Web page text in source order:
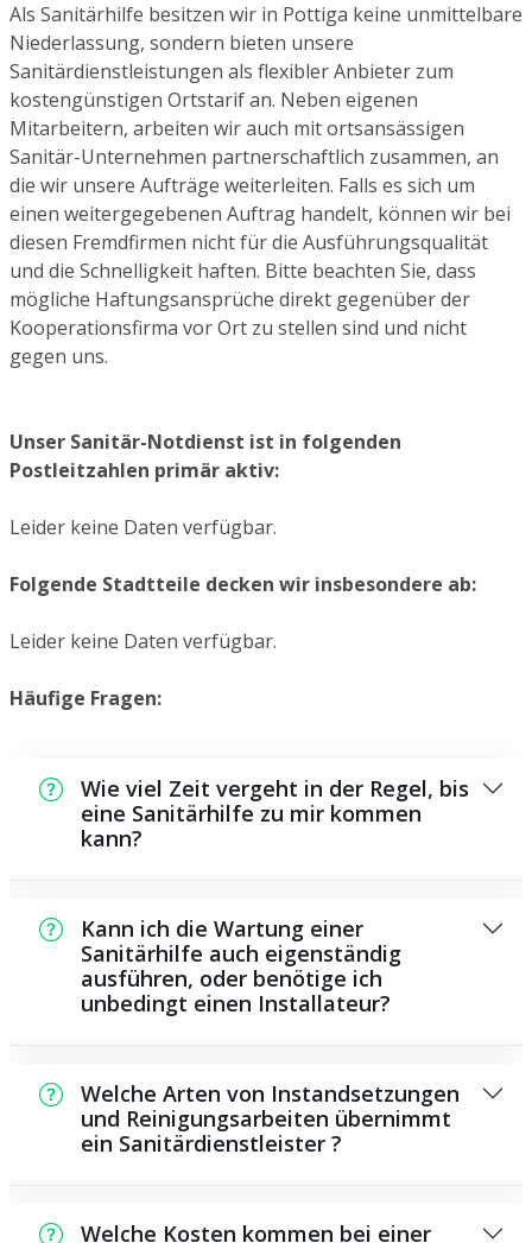
Als Sanitärhilfe besitzen wir in Pottiga keine unmittelbare
Niederlassung, sondern bieten unsere
Sanitärdienstleistungen als flexibler Anbieter zum
kostengünstigen Ortstarif an. Neben eigenen
Mitarbeitern, arbeiten wir auch mit ortsansässigen
Sanitär-Unternehmen partnerschaftlich zusammen, an
die wir unsere Aufträge weiterleiten. Falls es sich um
einen weitergegebenen Auftrag handelt, können wir bei
diesen Fremdfirmen nicht für die Ausführungsqualität
und die Schnelligkeit haften. Bitte beachten Sie, dass
mögliche Haftungsansprüche direkt gegenüber der
Kooperationsfirma vor Ort zu stellen sind und nicht
gegen uns.
Unser Sanitär-Notdienst ist in folgenden
Postleitzahlen primär aktiv:
Leider keine Daten verfügbar.
Folgende Stadtteile decken wir insbesondere ab:
Leider keine Daten verfügbar.
Häufige Fragen:
Wie viel Zeit vergeht in der Regel, bis
eine Sanitärhilfe zu mir kommen
kann?
Ihnen vor Ort sein. Dies hängt aber auch von
der Auftragslage zu diesem Zeitpunkt ab und
von der Verkehrssituation und der örtlichen
Gegebenheit.
Kann ich die Wartung einer
Sanitärhilfe auch eigenständig
ausführen, oder benötige ich
unbedingt einen Installateur?
Wartungsarbeiten, die Sie eigenständig
durchführen können, zum Beispiel die
Anwendung von Rohrreinigungsmitteln aus
Einsatz von Spezialwerkzeug oder
Welche Arten von Instandsetzungen
und Reinigungsarbeiten übernimmt
ein Sanitärdienstleister ?
Anzahl von Reparaturen und
Welche Kosten kommen bei einer